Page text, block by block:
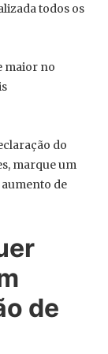
todos os
maior no
do
marque um
de
de